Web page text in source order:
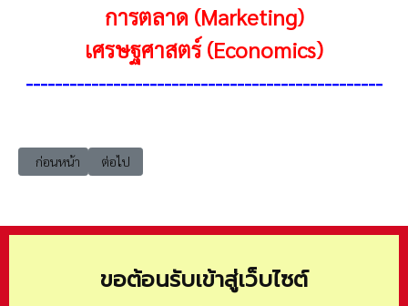
การตลาด (Marketing)
เศรษฐศาสตร์ (Economics)
-------------------------------------------------
เนื้อหาก่อนหน้า: economics เศรษฐศาสตร์ บทที่ 5 พฤติกรรมผู้บริโภคและ
ก่อนหน้า เนื้อหาถัดไป: economics เศรษฐศาสตร์ บทที่ 7 เศรษฐศาสต
ต่อไป
ขอต้อนรับเข้าสู่เว็บไซต์